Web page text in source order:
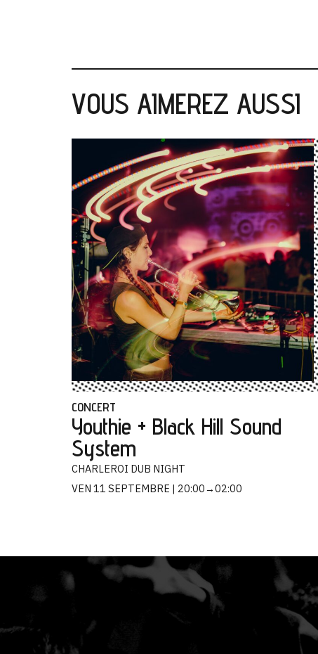
VOUS AIMEREZ AUSSI
CONCERT
Youthie + Black Hill Sound
System
CHARLEROI DUB NIGHT
VEN 11 SEPTEMBRE
20:00→02:00